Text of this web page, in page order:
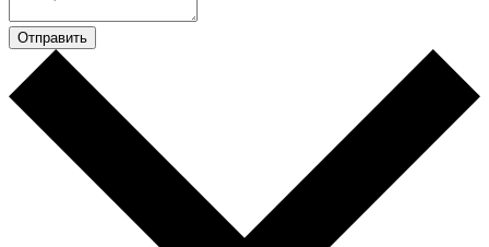
Отправить